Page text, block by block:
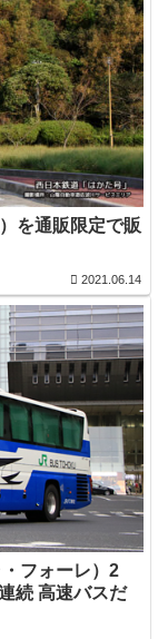
を通販限定で販
2021.06.14
フォーレ）2
続 高速バスだ